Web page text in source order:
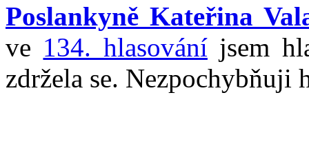
Poslankyně Kateřina
ve 134. hlasováníjsem
zdržela se. Nezpochybňuji